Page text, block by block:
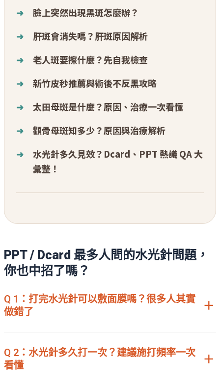
臉上突然出現黑斑怎麼辦？
肝斑會消失嗎？肝斑原因解析
老人斑要擦什麼？先自我檢查
新竹皮秒推薦與術後不反黑攻略
太田母斑是什麼？原因、治療一次看懂
顴骨母斑知多少？原因與治療解析
水光針多久見效？Dcard、PPT 熱議 QA 大
彙整！
PPT / Dcard 最多人問的水光針問題，
你也中招了嗎？
Q 1：打完水光針可以敷面膜嗎？很多人其實
做錯了
Q 2：水光針多久打一次？建議施打頻率一次
看懂